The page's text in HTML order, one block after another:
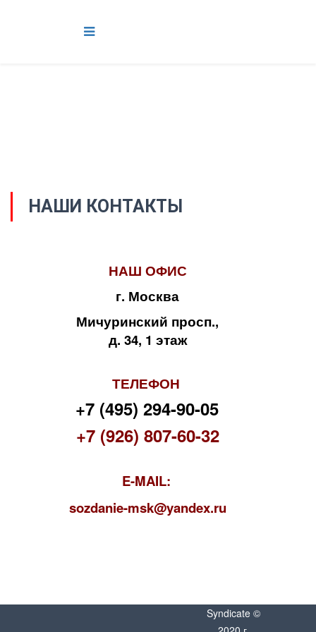
НАШИ КОНТАКТЫ
НАШ ОФИС
г. Москва
Мичуринский просп.,
д. 34, 1 этаж
ТЕЛЕФОН
+7 (495) 294-90-05
+7 (926) 807-60-32
E-MAIL:
sozdanie-msk@yandex.ru
Syndicate ©